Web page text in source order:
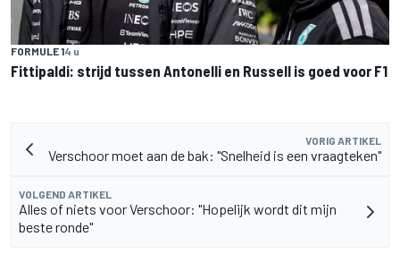
FORMULE 14 u
Fittipaldi: strijd tussen Antonelli en Russell is goed voor F1
VORIG ARTIKEL
Verschoor moet aan de bak: "Snelheid is een vraagteken"
VOLGEND ARTIKEL
Alles of niets voor Verschoor: "Hopelijk wordt dit mijn
beste ronde"